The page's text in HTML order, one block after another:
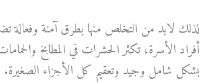
لذلك لابد من التخلص منها بطرق آمنة
أفراد الأسرة، تكثر الحشرات في المطابخ
بشكل شامل وجيد وتعقيم كل الأجزاء الصغيرة.